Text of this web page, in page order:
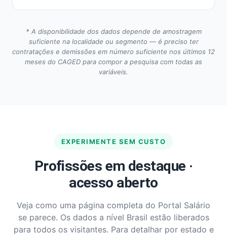
* A disponibilidade dos dados depende de amostragem
suficiente na localidade ou segmento — é preciso ter
contratações e demissões em número suficiente nos últimos 12
meses do CAGED para compor a pesquisa com todas as
variáveis.
EXPERIMENTE SEM CUSTO
Profissões em destaque ·
acesso aberto
Veja como uma página completa do Portal Salário
se parece. Os dados a nível Brasil estão liberados
para todos os visitantes. Para detalhar por estado e